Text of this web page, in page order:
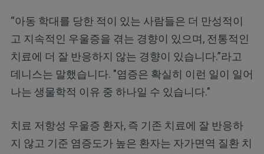
“아동 학대를 당한 적이 있는 사람들은 더 만성적이
고 지속적인 우울증을 겪는 경향이 있으며, 전통적인
치료에 더 잘 반응하지 않는 경향이 있습니다.”라고
데니스는 말했습니다. "염증은 확실히 이런 일이 일어
나는 생물학적 이유 중 하나일 수 있습니다."
치료 저항성 우울증 환자, 즉 기존 치료에 잘 반응하
지 않고 기준 염증도가 높은 환자는 자가면역 질환 치